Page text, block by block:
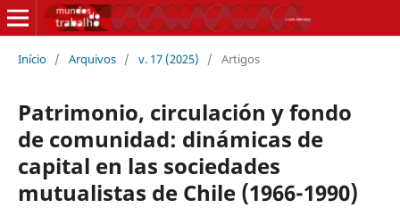
Início / Arquivos / v. 17 (2025) / Artigos
Patrimonio, circulación y fondo
de comunidad: dinámicas de
capital en las sociedades
mutualistas de Chile (1966-1990)